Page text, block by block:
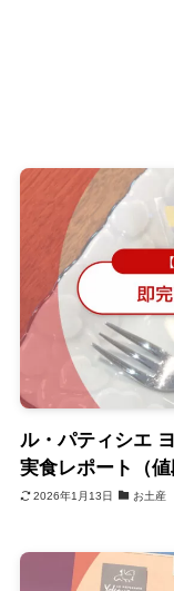
ル・パティシエ
実食レポート（値
2026年1月13日 お土産